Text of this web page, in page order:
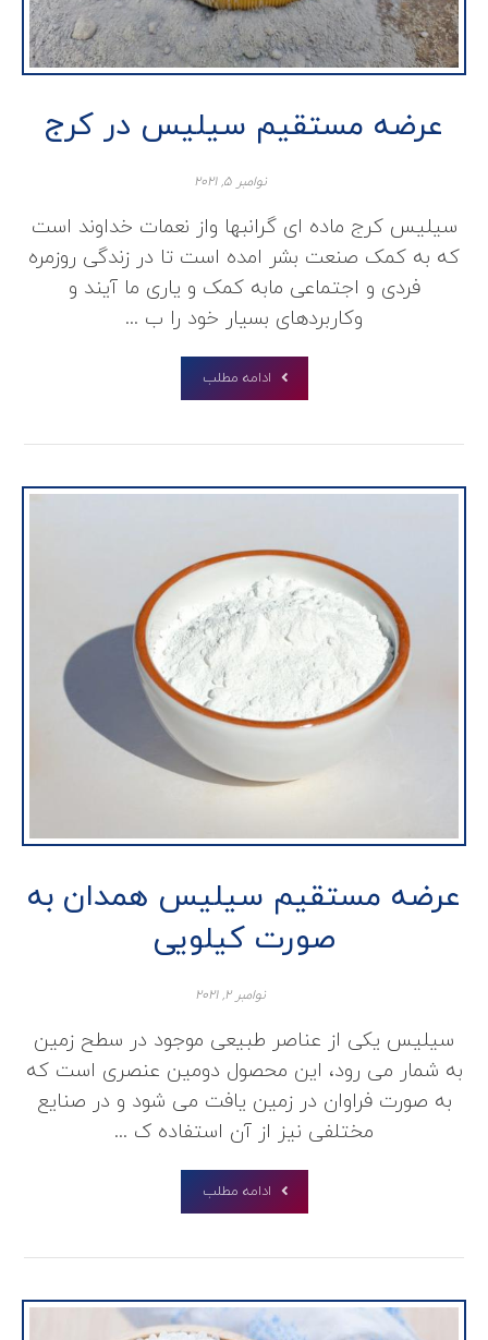
عرضه مستقیم سیلیس در کرج
نوامبر ۵, ۲۰۲۱
سیلیس کرج ماده ای گرانبها واز نعمات خداوند است
که به کمک صنعت بشر امده است تا در زندگی روزمره
فردی و اجتماعی مابه کمک و یاری ما آیند و
وکاربردهای بسیار خود را ب ...
ادامه مطلب
عرضه مستقیم سیلیس همدان به
صورت کیلویی
نوامبر ۲, ۲۰۲۱
سیلیس یکی از عناصر طبیعی موجود در سطح زمین
به شمار می رود، این محصول دومین عنصری است که
به صورت فراوان در زمین یافت می شود و در صنایع
مختلفی نیز از آن استفاده ک ...
ادامه مطلب